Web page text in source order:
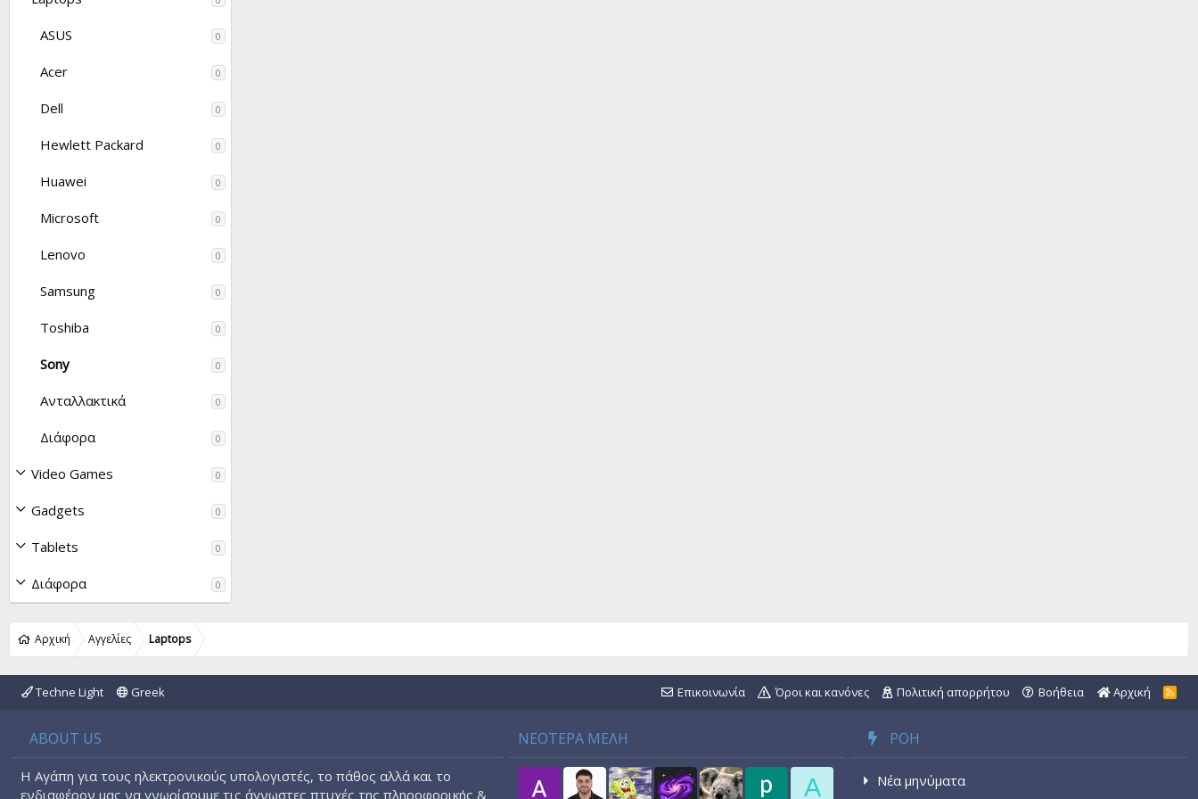
ASUS 0
Acer 0
Dell 0
Hewlett Packard 0
Huawei 0
Microsoft 0
Lenovo 0
Samsung 0
Toshiba 0
Sony 0
Ανταλλακτικά 0
Διάφορα 0
Video Games 0
Gadgets 0
Tablets 0
Διάφορα 0
Αρχική Αγγελίες Laptops
Techne Light Greek Επικοινωνία Όροι και κανόνες Πολιτική απορρήτου Βοήθεια Αρχική
R
ABOUT US
Η Αγάπη για τους ηλεκτρονικούς υπολογιστές, το πάθος αλλά και το
ενδιαφέρον μας να γνωρίσουμε τις άγνωστες πτυχές της πληροφορικής &
ΝΕΟΤΕΡΑ ΜΕΛΗ
A
ΡΟΉ
Νέα μηνύματα